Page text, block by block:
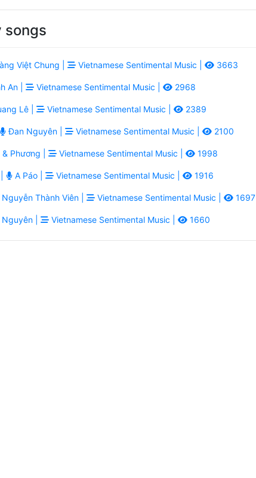
songs
Việt Chung | Vietnamese Sentimental Music | 3663
An | Vietnamese Sentimental Music | 2968
Lê | Vietnamese Sentimental Music | 2389
Đan Nguyên | Vietnamese Sentimental Music | 2100
Phương | Vietnamese Sentimental Music | 1998
A Páo | Vietnamese Sentimental Music | 1916
Nguyễn Thành Viên | Vietnamese Sentimental Music | 1697
| Vietnamese Sentimental Music | 1660